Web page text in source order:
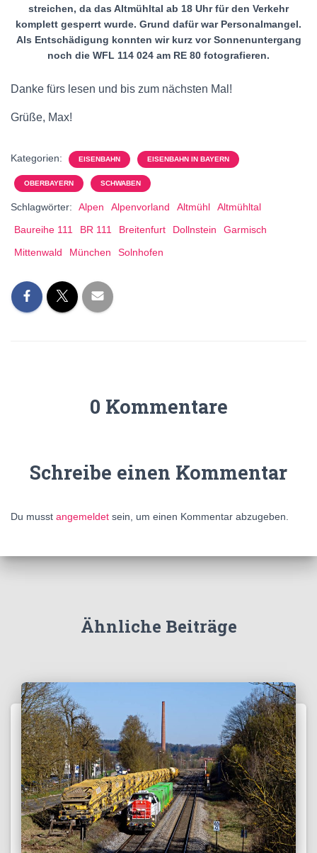
streichen, da das Altmühltal ab 18 Uhr für den Verkehr
komplett gesperrt wurde. Grund dafür war Personalmangel.
Als Entschädigung konnten wir kurz vor Sonnenuntergang
noch die WFL 114 024 am RE 80 fotografieren.
Danke fürs lesen und bis zum nächsten Mal!
Grüße, Max!
Kategorien: EISENBAHN EISENBAHN IN BAYERN
OBERBAYERN SCHWABEN
Schlagwörter: Alpen Alpenvorland Altmühl
Altmühltal
Baureihe 111
BR 111 Breitenfurt Dollnstein
Garmisch
Mittenwald
München Solnhofen
0 Kommentare
Schreibe einen Kommentar
Du musst angemeldet sein, um einen Kommentar abzugeben.
Ähnliche Beiträge